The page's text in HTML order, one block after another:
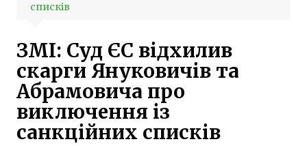
списків
ЗМІ: Суд ЄС відхилив
скарги Януковичів та
Абрамовича про
виключення із
санкційних списків